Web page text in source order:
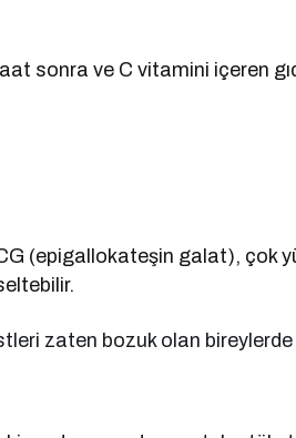
sonra ve C vitamini içeren
(epigallokateşin galat), çok
zaten bozuk olan